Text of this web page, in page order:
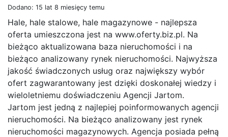
Dodano: 15 lat 8 miesięcy temu
Hale, hale stalowe, hale magazynowe - najlepsza
oferta umieszczona jest na www.oferty.biz.pl. Na
bieżąco aktualizowana baza nieruchomości i na
bieżąco analizowany rynek nieruchomości. Najwyższa
jakość świadczonych usług oraz największy wybór
ofert zagwarantowany jest dzięki doskonałej wiedzy i
wieloletniemu doświadczeniu Agencji Jartom.
Jartom jest jedną z najlepiej poinformowanych agencji
nieruchomości. Na bieżąco analizowany jest rynek
nieruchomości magazynowych. Agencja posiada pełną